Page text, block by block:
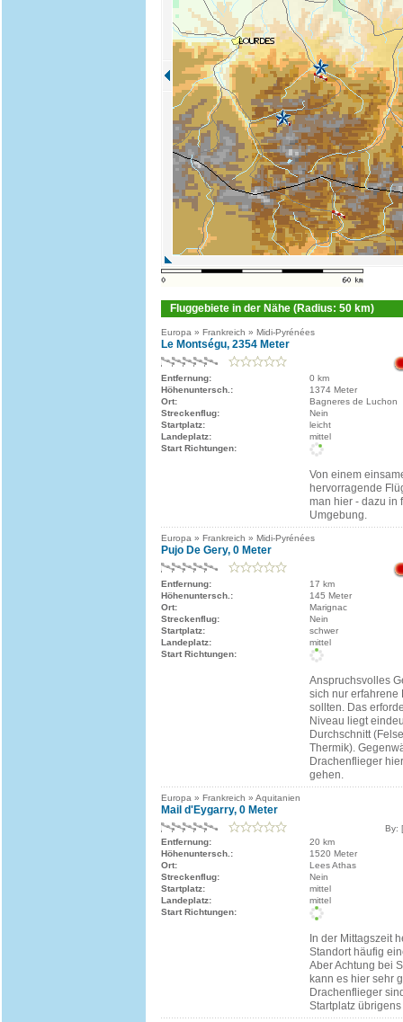
Fluggebiete in der Nähe (Radius: 50 km)
Europa » Frankreich » Midi-Pyrénées
Le Montségu, 2354 Meter
Entfernung:
0 km
Höhenuntersch.:
1374 Meter
Ort:
Bagneres de Luchon
Streckenflug:
Nein
Startplatz:
leicht
Landeplatz:
mittel
Start Richtungen:
Von einem
hervorragende
man hier - dazu in
Umgebung.
Europa » Frankreich » Midi-Pyrénées
Pujo De Gery, 0 Meter
Entfernung:
17 km
Höhenuntersch.:
145 Meter
Ort:
Marignac
Streckenflug:
Nein
Startplatz:
schwer
Landeplatz:
mittel
Start Richtungen:
Anspruchsvolles
sich nur erfahrene
sollten. Das
Niveau liegt
Durchschnitt
Thermik).
Drachenflieger
gehen.
Europa » Frankreich » Aquitanien
Mail d'Eygarry, 0 Meter
By: [
Entfernung:
20 km
Höhenuntersch.:
1520 Meter
Ort:
Lees Athas
Streckenflug:
Nein
Startplatz:
mittel
Landeplatz:
mittel
Start Richtungen:
In der Mittagszeit
Standort häufig
Aber Achtung bei
kann es hier sehr
Drachenflieger
Startplatz